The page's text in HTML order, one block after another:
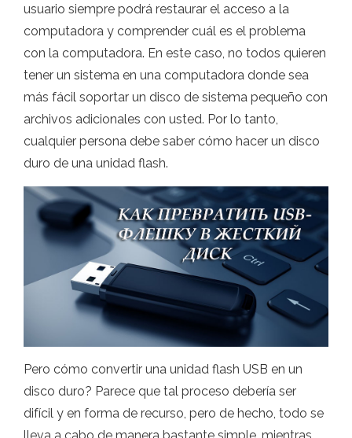
usuario siempre podrá restaurar el acceso a la
computadora y comprender cuál es el problema
con la computadora. En este caso, no todos quieren
tener un sistema en una computadora donde sea
más fácil soportar un disco de sistema pequeño con
archivos adicionales con usted. Por lo tanto,
cualquier persona debe saber cómo hacer un disco
duro de una unidad flash.
Pero cómo convertir una unidad flash USB en un
disco duro? Parece que tal proceso debería ser
difícil y en forma de recurso, pero de hecho, todo se